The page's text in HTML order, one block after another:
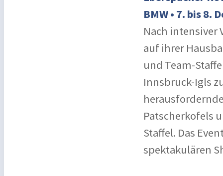
BMW • 7. bis 8.
Nach intensiver
auf ihrer
und Team-
Innsbruck-Igls
Patscherkofels
Staffel. Das
spektakulären